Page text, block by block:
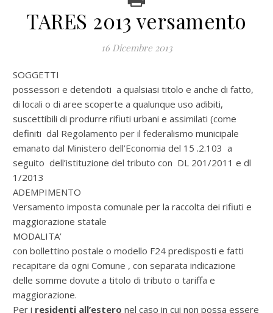
TARES 2013 versamento
16 Dicembre 2013
SOGGETTI
possessori e detendoti a qualsiasi titolo e anche di fatto,
di locali o di aree scoperte a qualunque uso adibiti,
suscettibili di produrre rifiuti urbani e assimilati (come
definiti dal Regolamento per il federalismo municipale
emanato dal Ministero dell’Economia del 15 .2.103 a
seguito dell’istituzione del tributo con DL 201/2011 e dl
1/2013
ADEMPIMENTO
Versamento imposta comunale per la raccolta dei rifiuti e
maggiorazione statale
MODALITA’
con bollettino postale o modello F24 predisposti e fatti
recapitare da ogni Comune , con separata indicazione
delle somme dovute a titolo di tributo o tariffa e
maggiorazione.
Per i residenti all’estero nel caso in cui non possa essere